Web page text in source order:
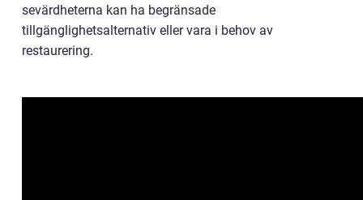
sevärdheterna kan ha begränsade
tillgänglighetsalternativ eller vara i behov av
restaurering.